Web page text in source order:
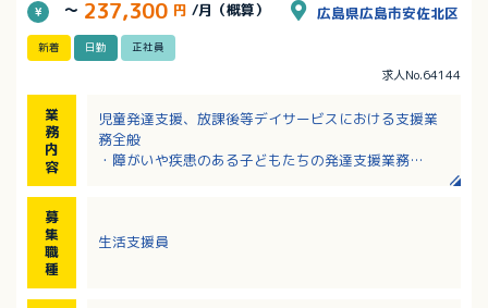
～ 237,300 円 /月（概算） 広島県広島市安佐北区
新着 日勤 正社員
求人No.64144
業
務
内
容
児童発達支援、放課後等デイサービスにおける支援業
務全般
・障がいや疾患のある子どもたちの発達支援業務
※就労支援B型事業所あり。18歳以上の障がいや疾患の
募
集
職
種
生活支援員